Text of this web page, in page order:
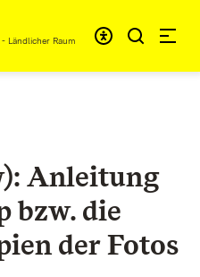
Ländlicher Raum
Anleitung
bzw. die
der Fotos